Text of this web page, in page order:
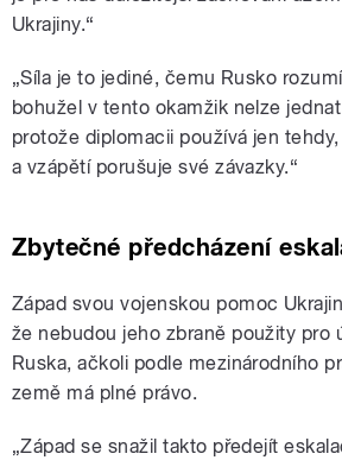
Ukrajiny.“
„Síla je to jediné, čemu Rusko
bohužel v tento okamžik nelze
protože diplomacii používá jen
a vzápětí porušuje své závazky.“
Zbytečné předcházení
Západ svou vojenskou pomoc
že nebudou jeho zbraně použity pro
Ruska, ačkoli podle mezinárodního
země má plné právo.
„Západ se snažil takto předejít